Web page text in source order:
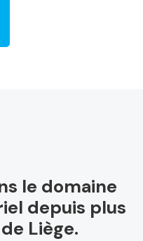
le domaine
depuis plus
Liège.